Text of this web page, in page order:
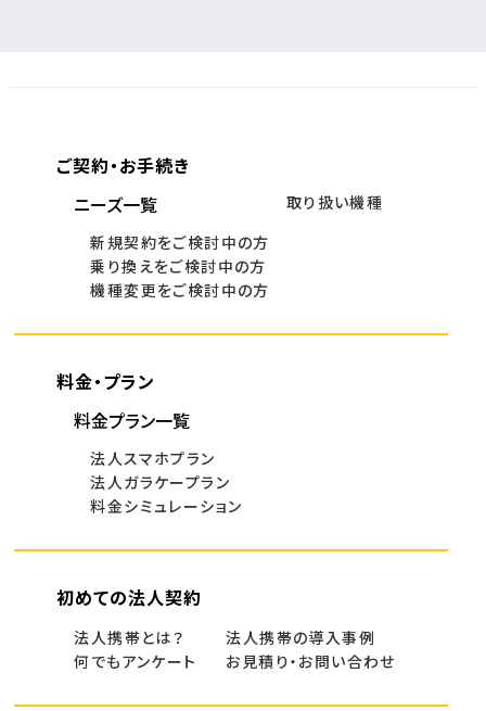
ご契約・お手続き
ニーズ一覧
新規契約をご検討中の方
乗り換えをご検討中の方
機種変更をご検討中の方
取り扱い機種
料金・プラン
料金プラン一覧
法人スマホプラン
法人ガラケープラン
料金シミュレーション
初めての法人契約
法人携帯とは？
法人携帯の導入事例
何でもアンケート
お見積り・お問い合わせ